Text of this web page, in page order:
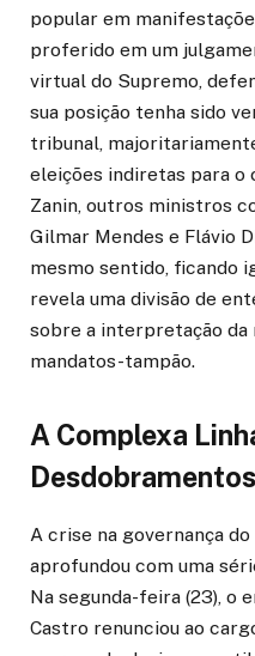
popular em
proferido em um
virtual do Supremo,
sua posição tenha sido
tribunal,
eleições indiretas para o
Zanin, outros ministros
Gilmar Mendes e Flávio
mesmo sentido, ficando
revela uma divisão de
sobre a interpretação da
mandatos-tampão.
A Complexa
A crise na governança do
aprofundou com uma
Na segunda-feira (23), o
Castro renunciou ao